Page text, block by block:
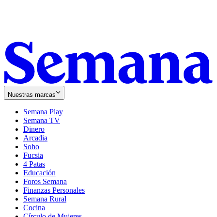
Nuestras marcas
Semana Play
Semana TV
Dinero
Arcadia
Soho
in
new
window
Fucsia
in
new
window
4 Patas
Educación
Foros Semana
Finanzas Personales
Semana Rural
Cocina